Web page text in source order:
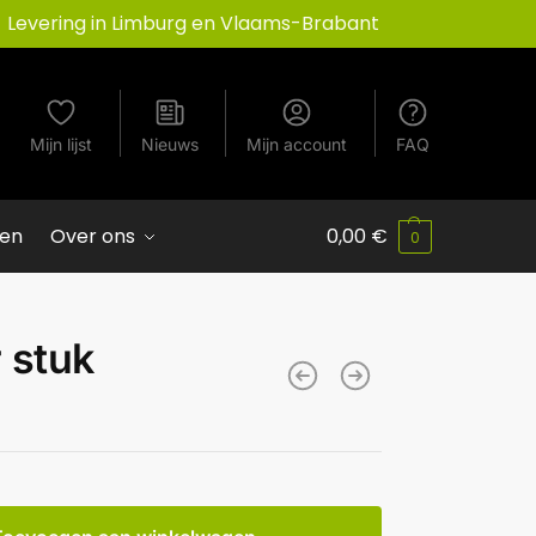
Levering in Limburg en Vlaams-Brabant
Mijn lijst Nieuws Mijn account FAQ
Over ons 0,00 € 0
stuk